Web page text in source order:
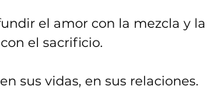
el amor con la mezcla y la
el sacrificio.
sus vidas, en sus relaciones.